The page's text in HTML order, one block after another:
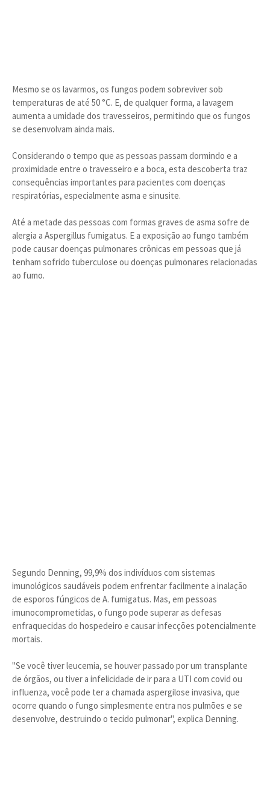
Mesmo se os lavarmos, os fungos podem sobreviver sob
temperaturas de até 50 °C. E, de qualquer forma, a lavagem
aumenta a umidade dos travesseiros, permitindo que os fungos
se desenvolvam ainda mais.
Considerando o tempo que as pessoas passam dormindo e a
proximidade entre o travesseiro e a boca, esta descoberta traz
consequências importantes para pacientes com doenças
respiratórias, especialmente asma e sinusite.
Até a metade das pessoas com formas graves de asma sofre de
alergia a Aspergillus fumigatus. E a exposição ao fungo também
pode causar doenças pulmonares crônicas em pessoas que já
tenham sofrido tuberculose ou doenças pulmonares relacionadas
ao fumo.
Segundo Denning, 99,9% dos indivíduos com sistemas
imunológicos saudáveis podem enfrentar facilmente a inalação
de esporos fúngicos de A. fumigatus. Mas, em pessoas
imunocomprometidas, o fungo pode superar as defesas
enfraquecidas do hospedeiro e causar infecções potencialmente
mortais.
"Se você tiver leucemia, se houver passado por um transplante
de órgãos, ou tiver a infelicidade de ir para a UTI com covid ou
influenza, você pode ter a chamada aspergilose invasiva, que
ocorre quando o fungo simplesmente entra nos pulmões e se
desenvolve, destruindo o tecido pulmonar", explica Denning.